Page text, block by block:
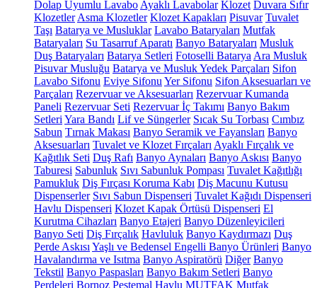
Dolap Uyumlu Lavabo Ayaklı Lavabolar Klozet Duvara Sıfır
Klozetler Asma Klozetler Klozet Kapakları Pisuvar Tuvalet
Taşı Batarya ve Musluklar Lavabo Bataryaları Mutfak
Bataryaları Su Tasarruf Aparatı Banyo Bataryaları Musluk
Duş Bataryaları Batarya Setleri Fotoselli Batarya Ara Musluk
Pisuvar Musluğu Batarya ve Musluk Yedek Parçaları Sifon
Lavabo Sifonu Eviye Sifonu Yer Sifonu Sifon Aksesuarları ve
Parçaları Rezervuar ve Aksesuarları Rezervuar Kumanda
Paneli Rezervuar Seti Rezervuar İç Takımı Banyo Bakım
Setleri Yara Bandı Lif ve Süngerler Sıcak Su Torbası Cımbız
Sabun Tırnak Makası Banyo Seramik ve Fayansları Banyo
Aksesuarları Tuvalet ve Klozet Fırçaları Ayaklı Fırçalık ve
Kağıtlık Seti Duş Rafı Banyo Aynaları Banyo Askısı Banyo
Taburesi Sabunluk Sıvı Sabunluk Pompası Tuvalet Kağıtlığı
Pamukluk Diş Fırçası Koruma Kabı Diş Macunu Kutusu
Dispenserler Sıvı Sabun Dispenseri Tuvalet Kağıdı Dispenseri
Havlu Dispenseri Klozet Kapak Örtüsü Dispenseri El
Kurutma Cihazları Banyo Etajeri Banyo Düzenleyicileri
Banyo Seti Diş Fırçalık Havluluk Banyo Kaydırmazı Duş
Perde Askısı Yaşlı ve Bedensel Engelli Banyo Ürünleri Banyo
Havalandırma ve Isıtma Banyo Aspiratörü Diğer Banyo
Tekstil Banyo Paspasları Banyo Bakım Setleri Banyo
Perdeleri Bornoz Peştemal Havlu MUTFAK Mutfak